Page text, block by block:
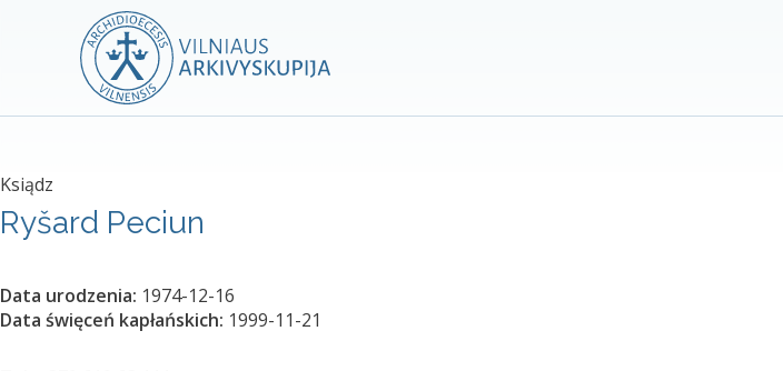
Ksiądz
Ryšard Peciun
Data urodzenia: 1974-12-16
Data święceń kapłańskich: 1999-11-21